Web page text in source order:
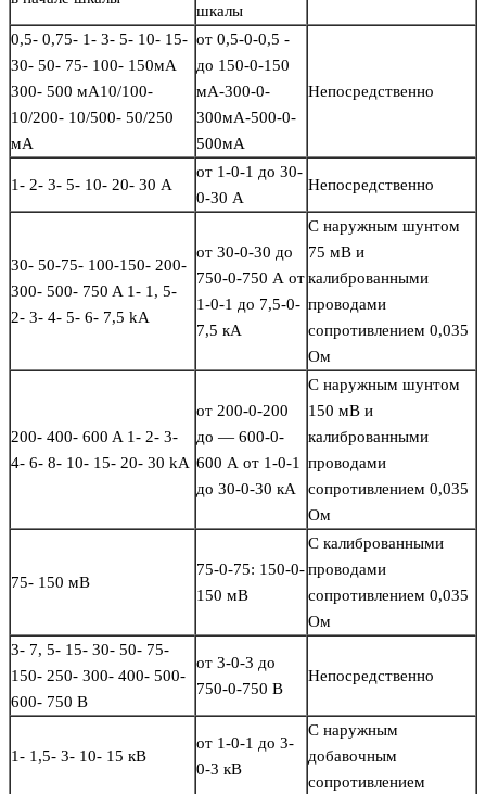
шкалы
0,5- 0,75- 1- 3- 5- 10- 15-
30- 50- 75- 100- 150мА
300- 500 мА10/100-
10/200- 10/500- 50/250
мА
от 0,5-0-0,5 -
до 150-0-150
мА-300-0-
300мА-500-0-
500мА
Непосредственно
1- 2- 3- 5- 10- 20- 30 А
от 1-0-1 до 30-
0-30 А
Непосредственно
30- 50-75- 100-150- 200-
300- 500- 750 A 1- 1, 5-
2- 3- 4- 5- 6- 7,5 kA
от 30-0-30 до
750-0-750 А от
1-0-1 до 7,5-0-
7,5 кА
С наружным шунтом
75 мВ и
калиброванными
проводами
сопротивлением 0,035
Ом
200- 400- 600 A 1- 2- 3-
4- 6- 8- 10- 15- 20- 30 kA
от 200-0-200
до — 600-0-
600 А от 1-0-1
до 30-0-30 кА
С наружным шунтом
150 мВ и
калиброванными
проводами
сопротивлением 0,035
Ом
75- 150 мВ
75-0-75: 150-0-
150 мВ
С калиброванными
проводами
сопротивлением 0,035
Ом
3- 7, 5- 15- 30- 50- 75-
150- 250- 300- 400- 500-
600- 750 В
от 3-0-3 до
750-0-750 В
Непосредственно
1- 1,5- 3- 10- 15 кВ
от 1-0-1 до 3-
0-3 кВ
С наружным
добавочным
сопротивлением